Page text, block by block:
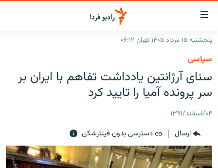
لینک‌های
قابلیت
دسترسی
بازگشت
اصلی
رفتن
صفحه
جستجو
ایران
جهان
برنامه‌های رادیویی
فرکانس‌ها
چندرسانه‌ای
گزارش‌های تصویری
زنان فردا
پنجشنبه ۱۵ مرداد ۱۴۰۵ تهران ۰۶:۱۲
سیاسی
سنای آرژانتین یادداشت تفاهم با ایران بر
سر پرونده آمیا را تایید کرد
۰۴/اسفند/۱۳۹۱
ارسال
دسترسی بدون فیلترشکن